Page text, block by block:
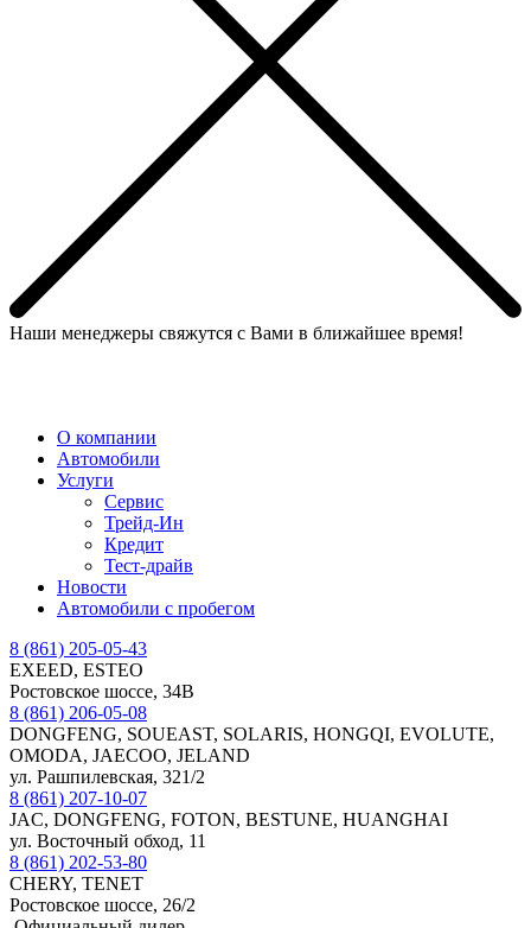
Наши менеджеры свяжутся с Вами в ближайшее время!
О компании
Автомобили
Услуги
Сервис
Трейд-Ин
Кредит
Тест-драйв
Новости
Автомобили с пробегом
8 (861) 205-05-43
EXEED, ESTEO
Ростовское шоссе, 34В
8 (861) 206-05-08
DONGFENG, SOUEAST, SOLARIS, HONGQI, EVOLUTE,
OMODA, JAECOO, JELAND
ул. Рашпилевская, 321/2
8 (861) 207-10-07
JAC, DONGFENG, FOTON, BESTUNE, HUANGHAI
ул. Восточный обход, 11
8 (861) 202-53-80
CHERY, TENET
Ростовское шоссе, 26/2